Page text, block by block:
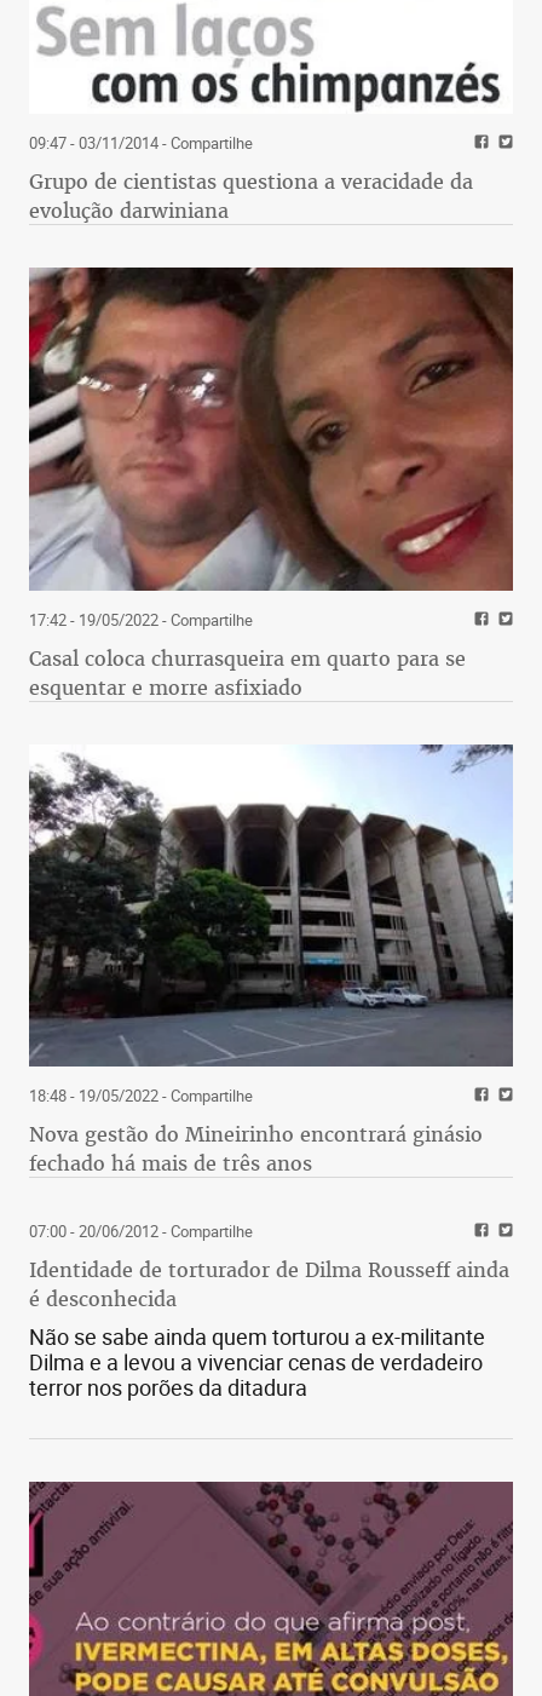
09:47 - 03/11/2014- Compartilhe
Grupo de cientistas questiona a veracidade da
evolução darwiniana
17:42 - 19/05/2022- Compartilhe
Casal coloca churrasqueira em quarto para se
esquentar e morre asfixiado
18:48 - 19/05/2022- Compartilhe
Nova gestão do Mineirinho encontrará ginásio
fechado há mais de três anos
07:00 - 20/06/2012- Compartilhe
Identidade de torturador de Dilma Rousseff ainda
é desconhecida
Não se sabe ainda quem torturou a ex-militante
Dilma e a levou a vivenciar cenas de verdadeiro
terror nos porões da ditadura